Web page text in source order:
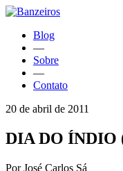
Blog
—
Sobre
—
Contato
20 de abril de 2011
DIA DO ÍNDIO
Por José Carlos Sá